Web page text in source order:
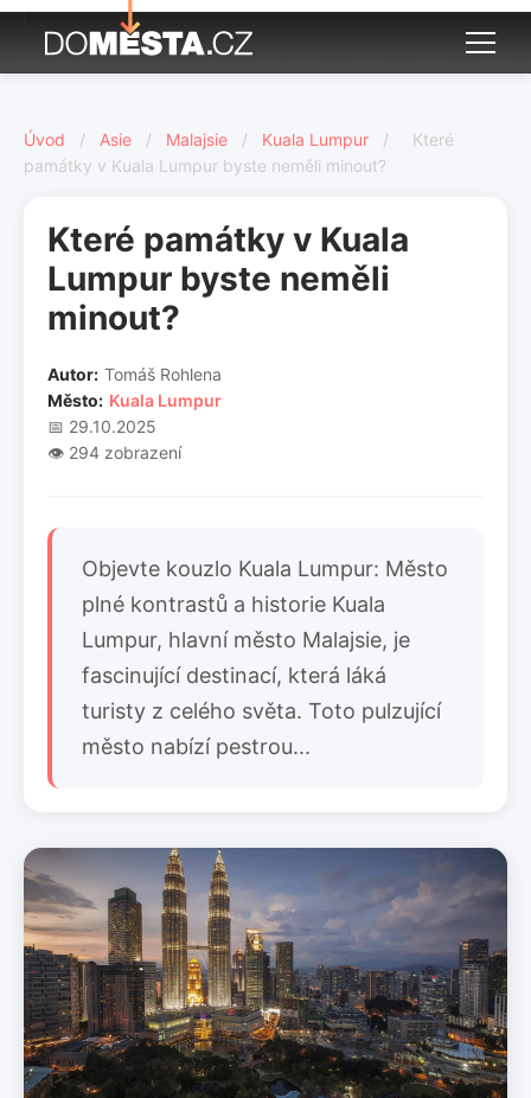
Úvod / Asie / Malajsie / Kuala Lumpur /
Které
památky v Kuala Lumpur byste neměli minout?
Které památky v Kuala
Lumpur byste neměli
minout?
Autor: Tomáš Rohlena
Město: Kuala Lumpur
📅 29.10.2025
👁️ 294 zobrazení
Objevte kouzlo Kuala Lumpur: Město
plné kontrastů a historie Kuala
Lumpur, hlavní město Malajsie, je
fascinující destinací, která láká
turisty z celého světa. Toto pulzující
město nabízí pestrou...